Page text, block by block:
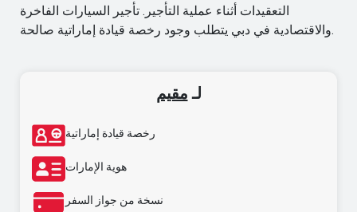
التعقيدات أثناء عملية التأجير. تأجير السيارات الفاخرة
والاقتصادية في دبي يتطلب وجود رخصة قيادة إماراتية صالحة.
لـ مقيم
رخصة قيادة إماراتية
هوية الإمارات
نسخة من جواز السفر